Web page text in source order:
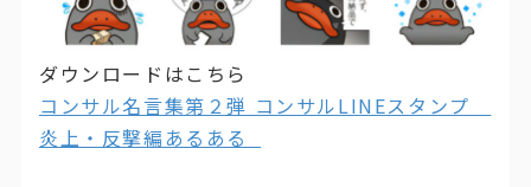
ダウンロードはこちら
コンサル名言集第２弾 コンサルLINEスタンプ
炎上・反撃編あるある